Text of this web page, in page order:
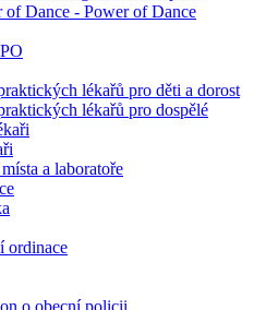
Dance - Power of Dance
lékařů pro děti a dorost
lékařů pro dospělé
a laboratoře
ordinace
o obecní policii